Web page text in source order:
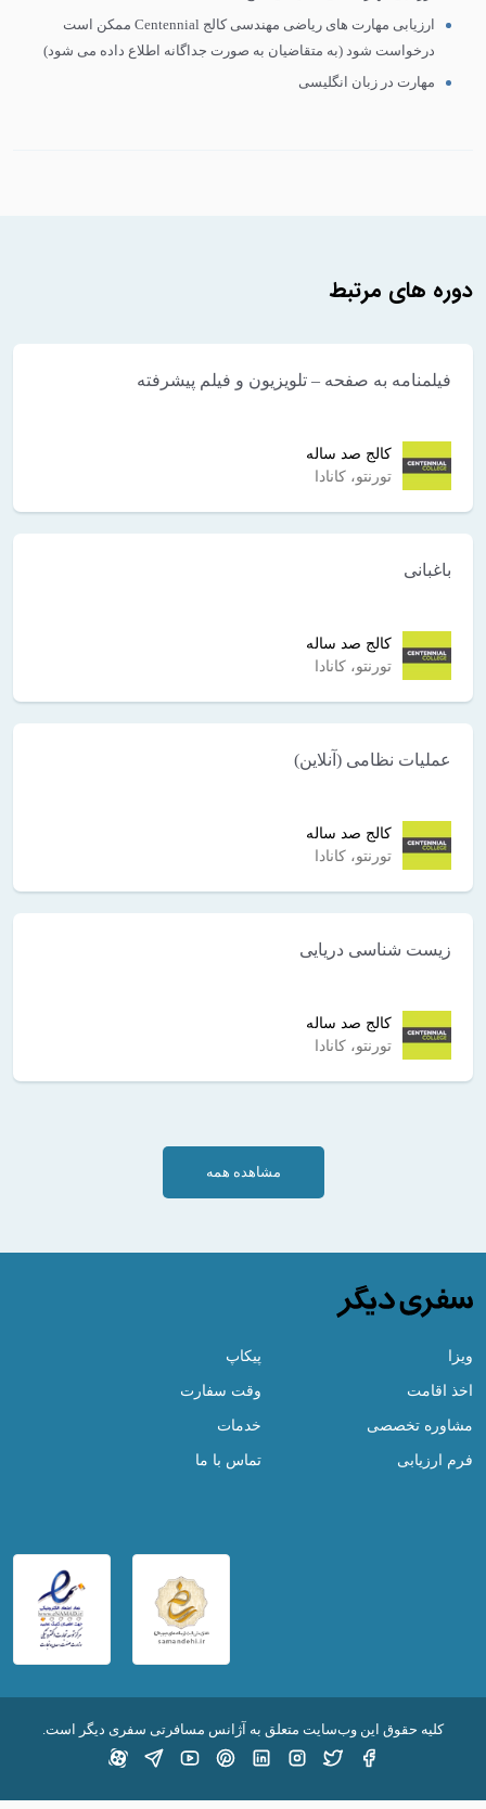
ارزیابی مهارت های ریاضی مهندسی کالج Centennial ممکن است
درخواست شود (به متقاضیان به صورت جداگانه اطلاع داده می شود)
مهارت در زبان انگلیسی
دوره های مرتبط
فیلمنامه به صفحه – تلویزیون و فیلم پیشرفته
کالج صد ساله
تورنتو، کانادا
باغبانی
کالج صد ساله
تورنتو، کانادا
عملیات نظامی (آنلاین)
کالج صد ساله
تورنتو، کانادا
زیست شناسی دریایی
کالج صد ساله
تورنتو، کانادا
مشاهده همه
ویزا پیکاپ
اخذ اقامت وقت سفارت
مشاوره تخصصی خدمات
فرم ارزیابی تماس با ما
کليه حقوق اين وب‌سايت متعلق به آژانس مسافرتی سفری دیگر است.